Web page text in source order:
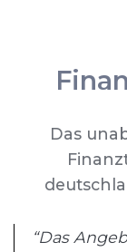
Das
“Das